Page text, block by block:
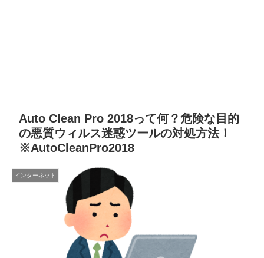
Auto Clean Pro 2018って何？危険な目的
の悪質ウィルス迷惑ツールの対処方法！
※AutoCleanPro2018
インターネット